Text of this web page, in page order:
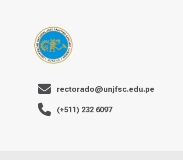
rectorado@unjfsc.edu.pe
(+511) 232 6097